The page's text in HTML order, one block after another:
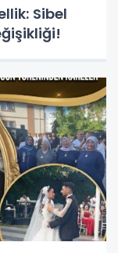
Sibel